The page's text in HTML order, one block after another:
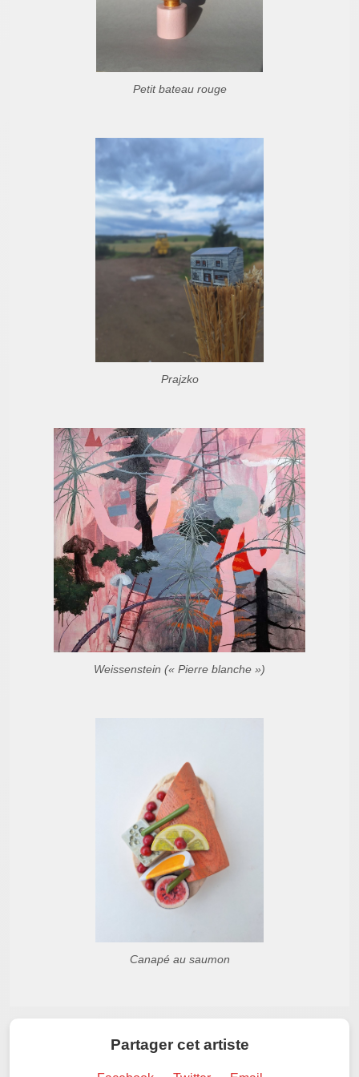
Petit bateau rouge
Prajzko
Weissenstein (« Pierre blanche »)
Canapé au saumon
Partager cet artiste